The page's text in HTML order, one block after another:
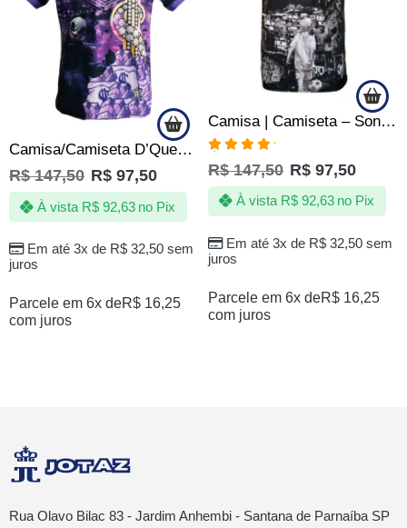
Camisa/Camiseta D’Quebrada Milionário
R$147,50 R$ 97,50
Em até 3x de R$32,50sem
juros
À vista R$92,63 no Pix
Parcele em 6x deR$ 16,25
com juros
Camisa | Camiseta – Sonho da Quebrada – Peneira de Futebol
Avaliação
5.00de 5
R$147,50 R$ 97,50
Em até 3x de R$32,50sem
juros
À vista R$92,63 no Pix
Parcele em 6x deR$ 16,25
com juros
Rua Olavo Bilac 83 - Jardim Anhembi - Santana de Parnaíba SP